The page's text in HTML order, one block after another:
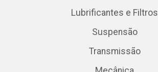
Lubrificantes e Filtros
Suspensão
Transmissão